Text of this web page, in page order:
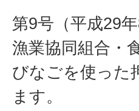
第9号（平成29
漁業協同組合・
びなごを使った
ます。